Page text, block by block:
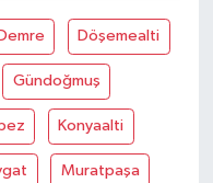
Demre Döşemealti
Gündoğmuş
Konyaalti
Muratpaşa